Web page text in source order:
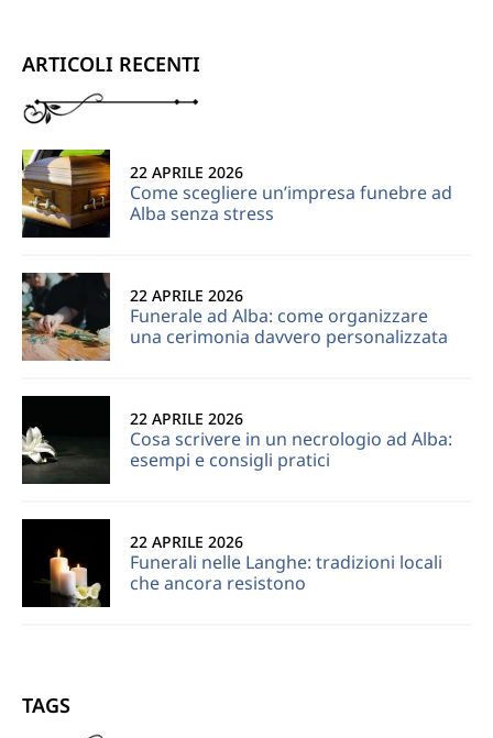
ARTICOLI RECENTI
Come scegliere un’impresa funebre ad
Alba senza stress
22 APRILE 2026
Funerale ad Alba: come organizzare
una cerimonia davvero personalizzata
22 APRILE 2026
Cosa scrivere in un necrologio ad Alba:
esempi e consigli pratici
22 APRILE 2026
Funerali nelle Langhe: tradizioni locali
che ancora resistono
22 APRILE 2026
TAGS